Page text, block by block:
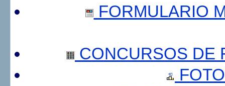
FORMULARIO
CONCURSOS DE